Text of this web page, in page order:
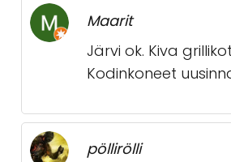
Maarit
Järvi ok. Kiva
Kodinkoneet
pöllirölli